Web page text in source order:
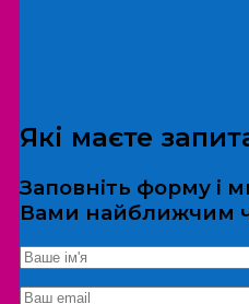
*Дані не
Екскурсія/локація
Які маєте
Заповніть форму і
Вами найближчим